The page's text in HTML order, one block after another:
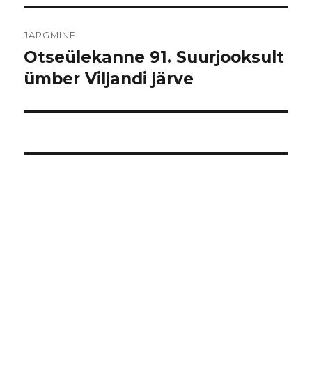
JÄRGMINE
Järgmine
postitus:
Otseülekanne 91. Suurjooksult
ümber Viljandi järve